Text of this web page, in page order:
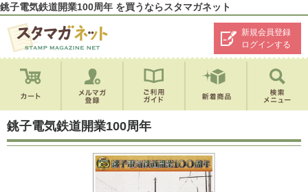
銚子電気鉄道開業100周年 を買うならスタマガネット
新規会員登録
ログインする
銚子電気鉄道開業100周年